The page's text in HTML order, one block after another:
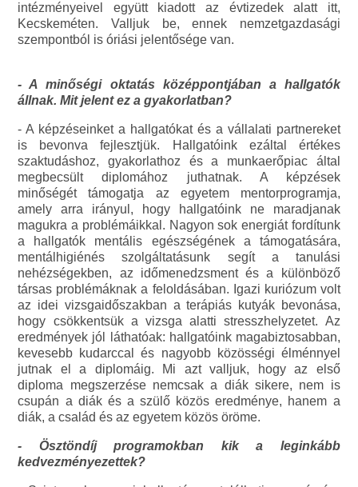
intézményeivel együtt kiadott az évtizedek alatt itt,
Kecskeméten. Valljuk be, ennek nemzetgazdasági
szempontból is óriási jelentősége van.
- A minőségi oktatás középpontjában a hallgatók
állnak. Mit jelent ez a gyakorlatban?
- A képzéseinket a hallgatókat és a vállalati partnereket
is bevonva fejlesztjük. Hallgatóink ezáltal értékes
szaktudáshoz, gyakorlathoz és a munkaerőpiac által
megbecsült diplomához juthatnak. A képzések
minőségét támogatja az egyetem mentorprogramja,
amely arra irányul, hogy hallgatóink ne maradjanak
magukra a problémáikkal. Nagyon sok energiát fordítunk
a hallgatók mentális egészségének a támogatására,
mentálhigiénés szolgáltatásunk segít a tanulási
nehézségekben, az időmenedzsment és a különböző
társas problémáknak a feloldásában. Igazi kuriózum volt
az idei vizsgaidőszakban a terápiás kutyák bevonása,
hogy csökkentsük a vizsga alatti stresszhelyzetet. Az
eredmények jól láthatóak: hallgatóink magabiztosabban,
kevesebb kudarccal és nagyobb közösségi élménnyel
jutnak el a diplomáig. Mi azt valljuk, hogy az első
diploma megszerzése nemcsak a diák sikere, nem is
csupán a diák és a szülő közös eredménye, hanem a
diák, a család és az egyetem közös öröme.
- Ösztöndíj programokban kik a leginkább
kedvezményezettek?